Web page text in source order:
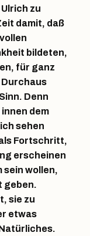
zu
damit, daß
bildeten,
für ganz
Denn
dem
sehen
Fortschritt,
erscheinen
sein wollen,
geben.
sie zu
etwas